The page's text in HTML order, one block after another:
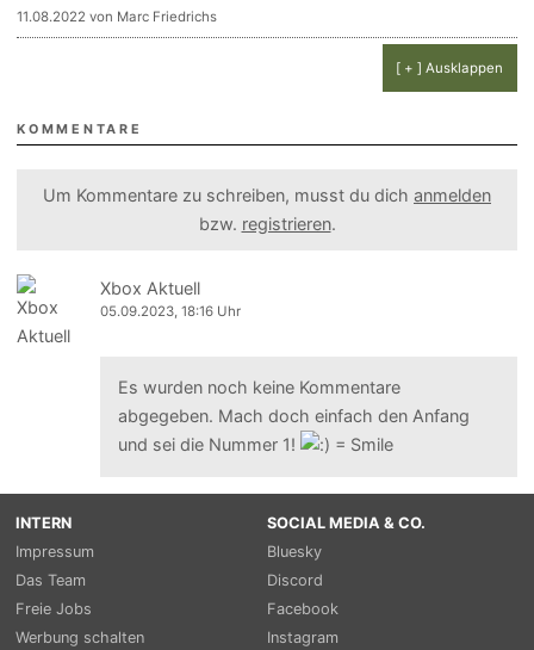
11.08.2022 von Marc Friedrichs
[ + ] Ausklappen
KOMMENTARE
Um Kommentare zu schreiben, musst du dich anmelden
bzw. registrieren.
Xbox Aktuell
05.09.2023, 18:16 Uhr
Es wurden noch keine Kommentare
abgegeben. Mach doch einfach den Anfang
und sei die Nummer 1!
INTERN
Impressum
Das Team
Freie Jobs
Werbung schalten
SOCIAL MEDIA & CO.
Bluesky
Discord
Facebook
Instagram